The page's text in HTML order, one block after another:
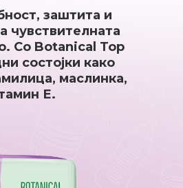
БРЕМЕНОСТ
БОЛНИЦА
заштита и
чувствителната
Со Botanical Top
состојки како
маслинка,
Е.